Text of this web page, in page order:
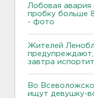
Лобовая авария
пробку больше
- фото
Жителей
предупреждают,
завтра
Во
ищут девушку-